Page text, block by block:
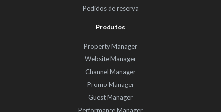
Pedidos de reserva
Produtos
Property Manager
Website Manager
Channel Manager
Promo Manager
Guest Manager
Performance Manager